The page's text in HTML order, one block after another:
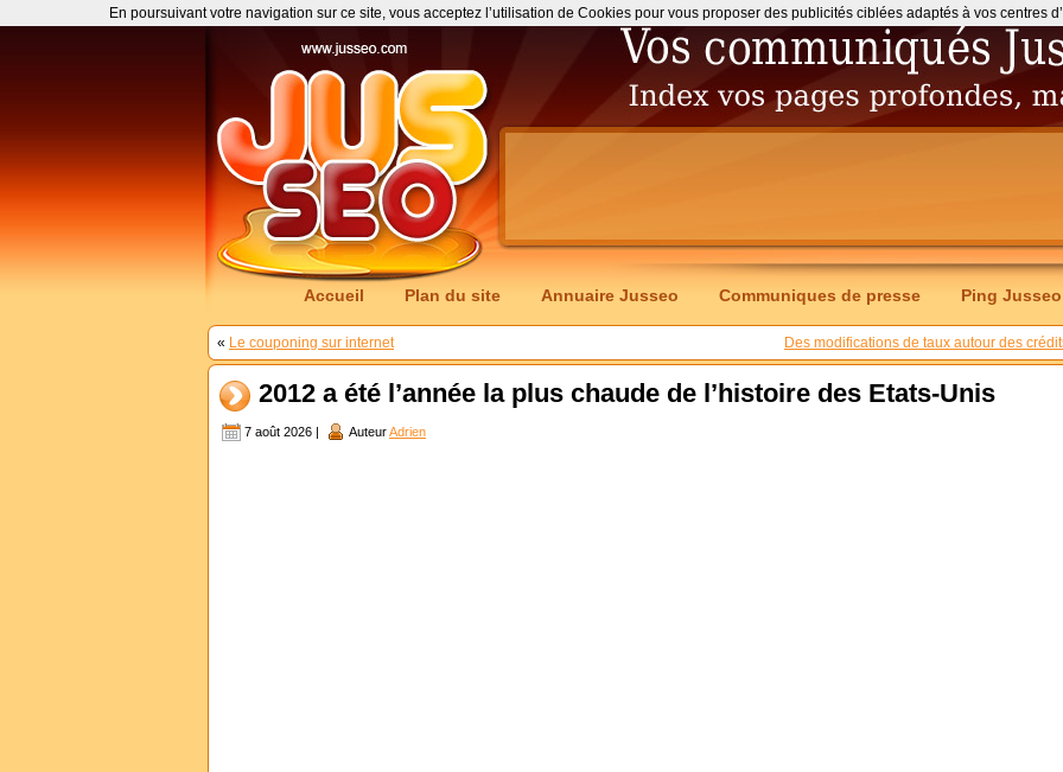
Accueil Plan du site Annuaire Jusseo Communiques de presse Ping Jusseo
« Le couponing sur internet Des modifications de taux autour des
2012 a été l’année la plus chaude de l’histoire des Etats-Unis
7 août 2026 | AuteurAdrien
En poursuivant votre navigation sur ce site, vous acceptez l’utilisation de Cookies pour vous proposer des publicités ciblées adaptés à vos centres